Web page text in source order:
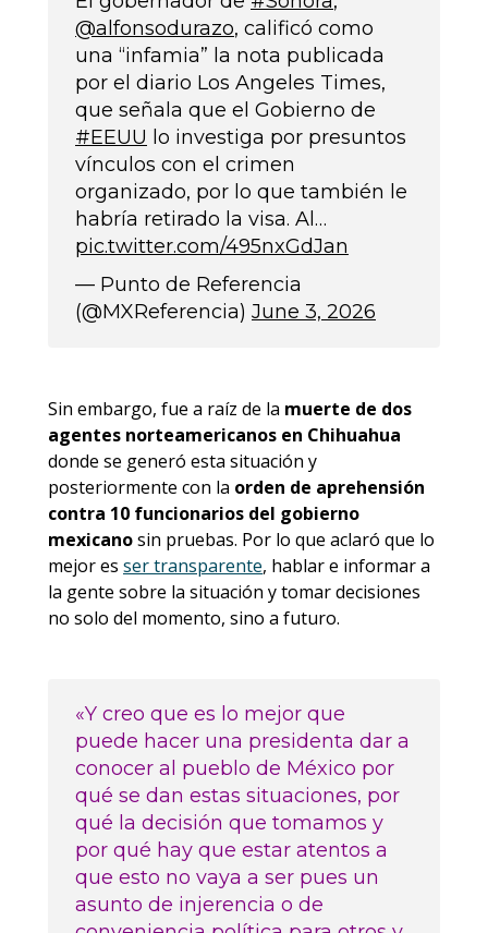
@alfonsodurazo, calificó como
una “infamia” la nota publicada
por el diario Los Angeles Times,
que señala que el Gobierno de
#EEUU lo investiga por presuntos
vínculos con el crimen
organizado, por lo que también le
habría retirado la visa. Al…
pic.twitter.com/495nxGdJan
— Punto de Referencia
(@MXReferencia) June 3, 2026
Sin embargo, fue a raíz de la muerte de dos
agentes norteamericanos en Chihuahua
donde se generó esta situación y
posteriormente con la orden de aprehensión
contra 10 funcionarios del gobierno
mexicanosin pruebas. Por lo que aclaró que lo
mejor es ser transparente, hablar e informar a
la gente sobre la situación y tomar decisiones
no solo del momento, sino a futuro.
«Y creo que es lo mejor que
puede hacer una presidenta dar a
conocer al pueblo de México por
qué se dan estas situaciones, por
qué la decisión que tomamos y
por qué hay que estar atentos a
que esto no vaya a ser pues un
asunto de injerencia o de